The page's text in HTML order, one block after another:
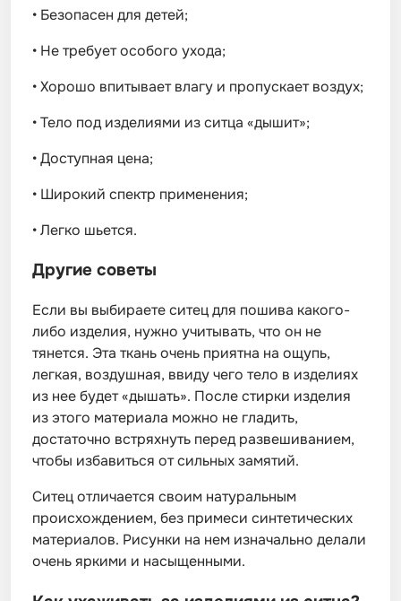
• Безопасен для детей;
• Не требует особого ухода;
•Хорошо впитывает влагу и пропускает воздух;
•Тело под изделиями из ситца «дышит»;
•Доступная цена;
• Широкий спектр применения;
•Легко шьется.
Другие советы
Если вы выбираете ситец для пошива какого-
либо изделия, нужно учитывать, что он не
тянется. Эта ткань очень приятна на ощупь,
легкая, воздушная, ввиду чего тело в изделиях
из нее будет «дышать». После стирки изделия
из этого материала можно не гладить,
достаточно встряхнуть перед развешиванием,
чтобы избавиться от сильных замятий.
Ситец отличается своим натуральным
происхождением, без примеси синтетических
материалов. Рисунки на нем изначально делали
очень яркими и насыщенными.